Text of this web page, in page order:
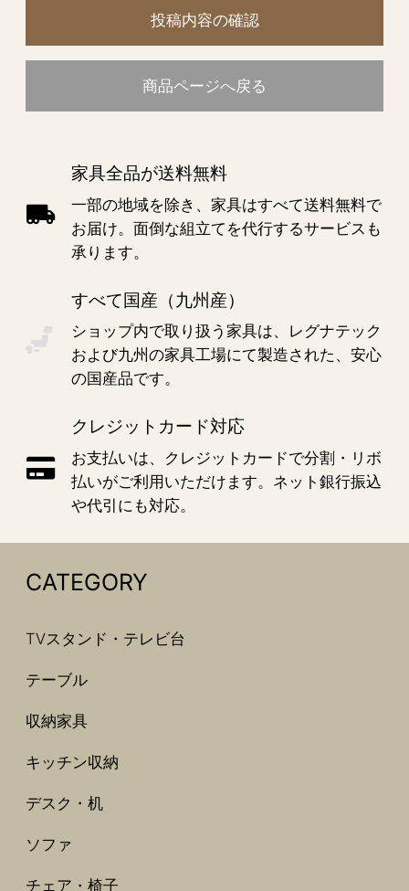
投稿内容の確認
商品ページへ戻る
家具全品が送料無料
一部の地域を除き、家具はすべて送料無料で
お届け。面倒な組立てを代行するサービスも
承ります。
すべて国産（九州産）
ショップ内で取り扱う家具は、レグナテック
および九州の家具工場にて製造された、安心
の国産品です。
クレジットカード対応
お支払いは、クレジットカードで分割・リボ
払いがご利用いただけます。ネット銀行振込
や代引にも対応。
CATEGORY
TVスタンド・テレビ台
テーブル
収納家具
キッチン収納
デスク・机
ソファ
チェア・椅子